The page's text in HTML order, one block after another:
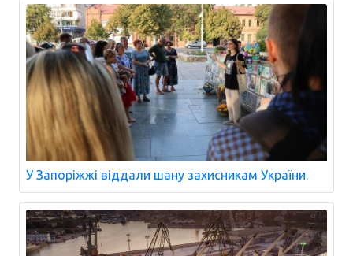
У Запоріжжі віддали шану захисникам України.